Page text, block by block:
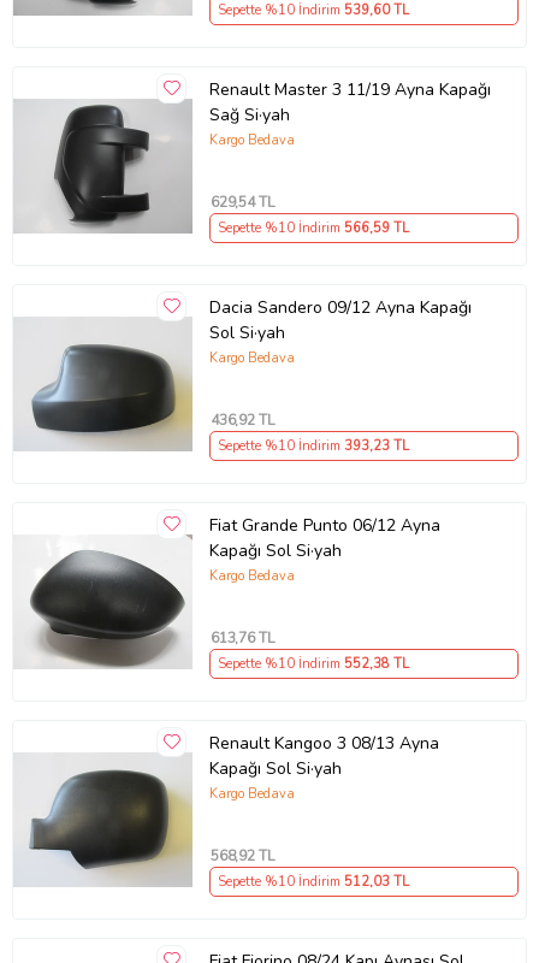
Sepette %10 İndirim 539,60 TL
Renault Master 3 11/19 Ayna Kapağı
Sağ Si·yah
Kargo Bedava
629,54 TL
Sepette %10 İndirim 566,59 TL
Dacia Sandero 09/12 Ayna Kapağı
Sol Si·yah
Kargo Bedava
436,92 TL
Sepette %10 İndirim 393,23 TL
Fiat Grande Punto 06/12 Ayna
Kapağı Sol Si·yah
Kargo Bedava
613,76 TL
Sepette %10 İndirim 552,38 TL
Renault Kangoo 3 08/13 Ayna
Kapağı Sol Si·yah
Kargo Bedava
568,92 TL
Sepette %10 İndirim 512,03 TL